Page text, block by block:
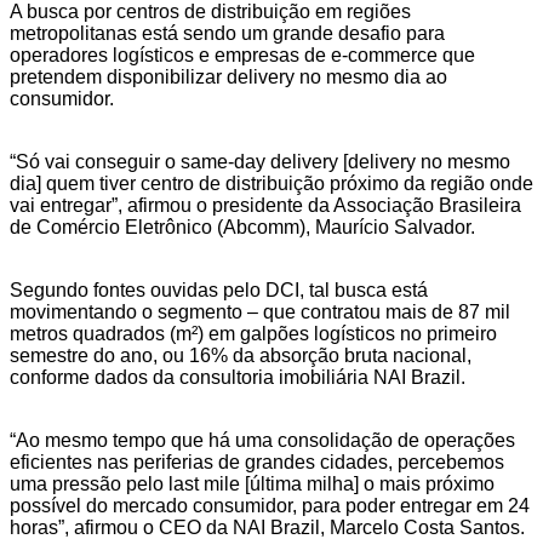
A busca por centros de distribuição em regiões
metropolitanas está sendo um grande desafio para
operadores logísticos e empresas de e-commerce que
pretendem disponibilizar delivery no mesmo dia ao
consumidor.
“Só vai conseguir o same-day delivery [delivery no mesmo
dia] quem tiver centro de distribuição próximo da região onde
vai entregar”, afirmou o presidente da Associação Brasileira
de Comércio Eletrônico (Abcomm), Maurício Salvador.
Segundo fontes ouvidas pelo DCI, tal busca está
movimentando o segmento – que contratou mais de 87 mil
metros quadrados (m²) em galpões logísticos no primeiro
semestre do ano, ou 16% da absorção bruta nacional,
conforme dados da consultoria imobiliária NAI Brazil.
“Ao mesmo tempo que há uma consolidação de operações
eficientes nas periferias de grandes cidades, percebemos
uma pressão pelo last mile [última milha] o mais próximo
possível do mercado consumidor, para poder entregar em 24
horas”, afirmou o CEO da NAI Brazil, Marcelo Costa Santos.